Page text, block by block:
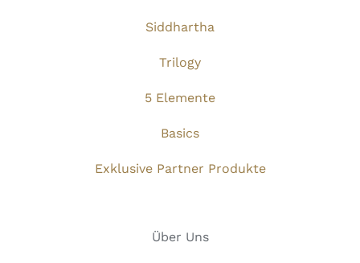
Siddhartha
Trilogy
5 Elemente
Basics
Exklusive Partner Produkte
Über Uns